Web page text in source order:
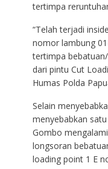
tertimpa
“Telah terjadi
nomor lambung
tertimpa
dari pintu Cut
Humas Polda
Selain
menyebabkan
Gombo
longsoran
loading point 1 E